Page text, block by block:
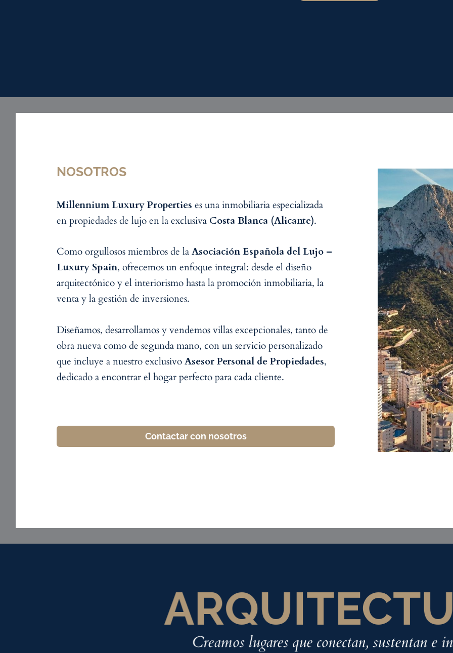
NOSOTROS
Millennium Luxury Properties es una inmobiliaria especializada
en propiedades de lujo en la exclusiva Costa Blanca (Alicante).
Como orgullosos miembros de laAsociación Española del Lujo –
Luxury Spain, ofrecemos un enfoque integral: desde el diseño
arquitectónico y el interiorismo hasta la promoción inmobiliaria, la
venta y la gestión de inversiones.
Diseñamos, desarrollamos y vendemos villas excepcionales, tanto de
obra nueva como de segunda mano, con un servicio personalizado
que incluye a nuestro exclusivoAsesor Personal de Propiedades,
dedicado a encontrar el hogar perfecto para cada cliente.
Contactar con nosotros
Creamos lugares que conectan, sustentan e